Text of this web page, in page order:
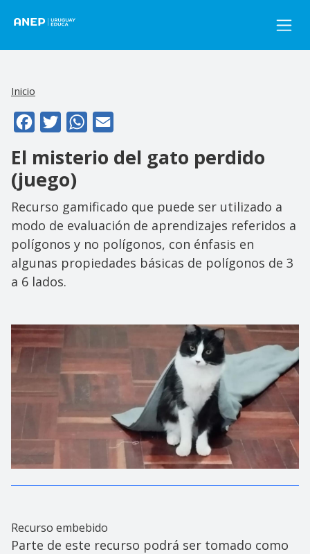
Inicio
FacebookTwitterWhatsApp
El misterio del gato perdido
(juego)
Recurso gamificado que puede ser utilizado a
modo de evaluación de aprendizajes referidos a
polígonos y no polígonos, con énfasis en
algunas propiedades básicas de polígonos de 3
a 6 lados.
Recurso embebido
Parte de este recurso podrá ser tomado como